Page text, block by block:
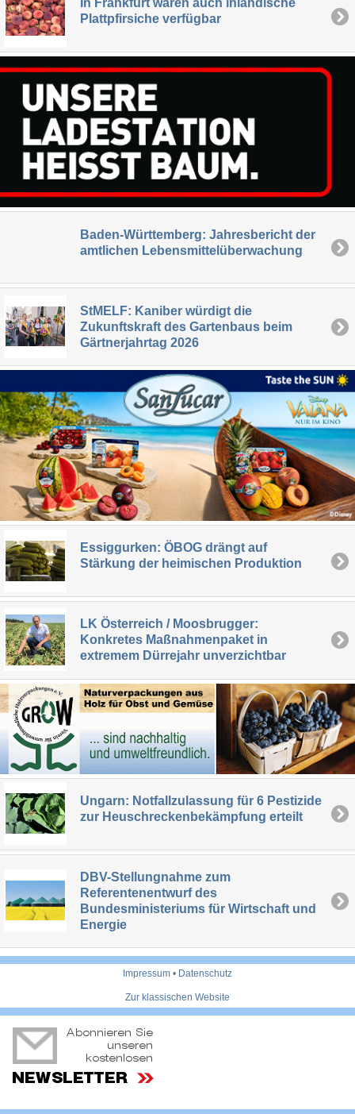
In Frankfurt waren auch inländische
Plattpfirsiche verfügbar
Baden-Württemberg: Jahresbericht der
amtlichen Lebensmittelüberwachung
StMELF: Kaniber würdigt die
Zukunftskraft des Gartenbaus beim
Gärtnerjahrtag 2026
Essiggurken: ÖBOG drängt auf
Stärkung der heimischen Produktion
LK Österreich / Moosbrugger:
Konkretes Maßnahmenpaket in
extremem Dürrejahr unverzichtbar
Ungarn: Notfallzulassung für 6 Pestizide
zur Heuschreckenbekämpfung erteilt
DBV-Stellungnahme zum
Referentenentwurf des
Bundesministeriums für Wirtschaft und
Energie
Impressum • Datenschutz
Zur klassischen Website